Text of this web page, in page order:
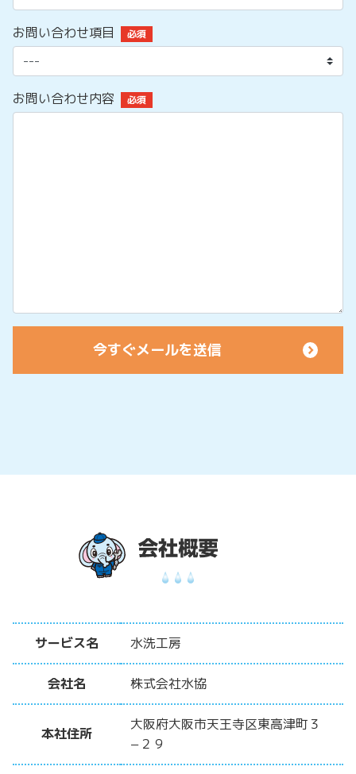
お問い合わせ項目 必須
お問い合わせ内容 必須
サービス名 水洗工房
会社名 株式会社水協
本社住所
大阪府大阪市天王寺区東高津町３
−２９